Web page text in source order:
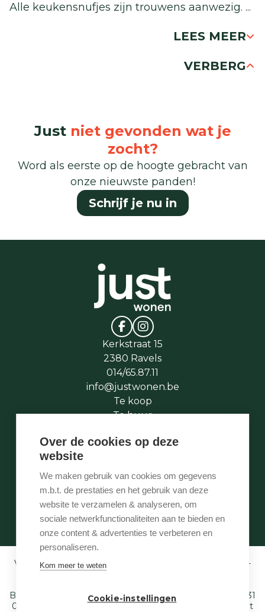
Alle keukensnufjes zijn trouwens aanwezig. ...
LEES MEER
VERBERG
Just niet gevonden wat je
zocht?
Word als eerste op de hoogte gebracht van
onze nieuwste panden!
Schrijf je nu in
Kerkstraat 15
2380 Ravels
014/65.87.11
info@justwonen.be
Te koop
Te huur
Stukje geschiedenis
Onze services
Contact
Te vroeg
Eigenaarslogin
Vastgoedmakelaar-bemiddelaar BIV België BIV 507.005 -
Belgium (polisnr. 730.390.160) - Derdenrekening: BE97 1431
0000 1849. Toezichthoudende autoriteit: Beroepsinstituut
Over de cookies op deze
website
We maken gebruik van cookies om gegevens
m.b.t. de prestaties en het gebruik van deze
website te verzamelen & analyseren, om
sociale netwerkfunctionaliteiten aan te bieden en
onze content & advertenties te verbeteren en
personaliseren.
Kom meer te weten
Cookie-instellingen